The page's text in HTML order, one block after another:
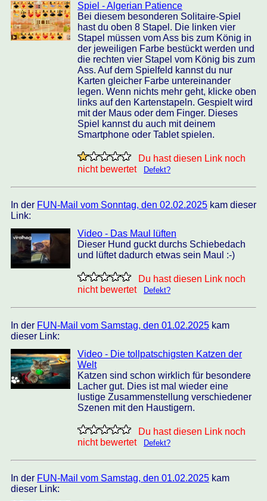
Spiel - Algerian Patience
Bei diesem besonderen Solitaire-Spiel
hast du oben 8 Stapel. Die linken vier
Stapel müssen vom Ass bis zum König in
der jeweiligen Farbe bestückt werden und
die rechten vier Stapel vom König bis zum
Ass. Auf dem Spielfeld kannst du nur
Karten gleicher Farbe untereinander
legen. Wenn nichts mehr geht, klicke oben
links auf den Kartenstapeln. Gespielt wird
mit der Maus oder dem Finger. Dieses
Spiel kannst du auch mit deinem
Smartphone oder Tablet spielen.
Du hast diesen Link noch
nicht bewertet
Defekt?
In der FUN-Mail vom Sonntag, den 02.02.2025 kam dieser
Link:
Video - Das Maul lüften
Dieser Hund guckt durchs Schiebedach
und lüftet dadurch etwas sein Maul :-)
Du hast diesen Link noch
nicht bewertet
Defekt?
In der FUN-Mail vom Samstag, den 01.02.2025 kam
dieser Link:
Video - Die tollpatschigsten Katzen der
Welt
Katzen sind schon wirklich für besondere
Lacher gut. Dies ist mal wieder eine
lustige Zusammenstellung verschiedener
Szenen mit den Haustigern.
Du hast diesen Link noch
nicht bewertet
Defekt?
In der FUN-Mail vom Samstag, den 01.02.2025 kam
dieser Link: